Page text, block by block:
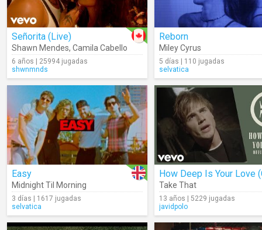
Señorita (Live)
Shawn Mendes, Camila Cabello
6 años | 25994 jugadas
shwnmnds
Reborn
Miley Cyrus
5 días | 110 jugadas
selvatica
Easy
Midnight Til Morning
3 días | 1617 jugadas
selvatica
Take That
13 años | 5229 jugadas
javidpolo